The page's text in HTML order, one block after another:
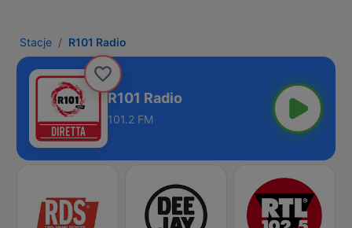
Stacje R101 Radio
R101 Radio
101.2 FM